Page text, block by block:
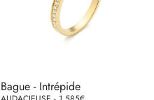
Bague - Intrépide